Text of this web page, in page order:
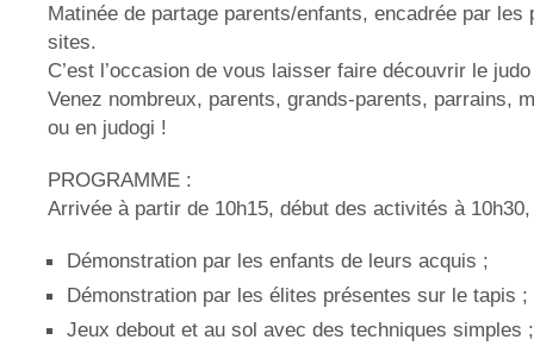
Matinée de partage parents/enfants, encadrée par les
sites.
C’est l’occasion de vous laisser faire découvrir le
Venez nombreux, parents, grands-parents, parrains,
ou en judogi !
PROGRAMME :
Arrivée à partir de 10h15, début des activités à
Démonstration par les enfants de leurs acquis ;
Démonstration par les élites présentes sur le tapis ;
Jeux debout et au sol avec des techniques simples ;